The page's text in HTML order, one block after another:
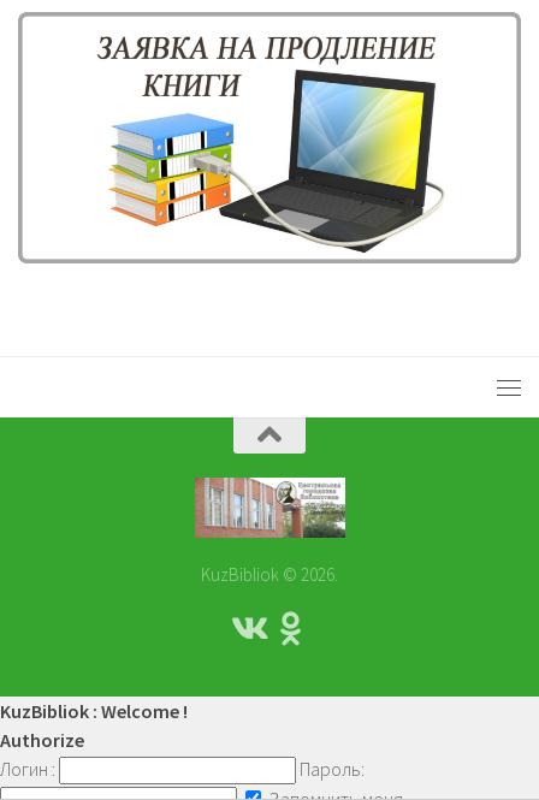
KuzBibliok © 2026.
KuzBibliok : Welcome !
Authorize
Логин :
Пароль: